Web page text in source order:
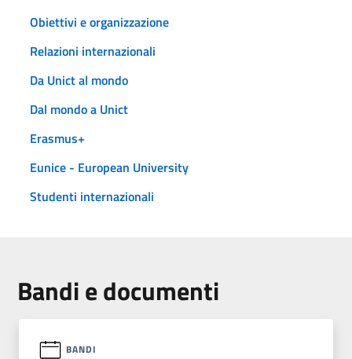
Obiettivi e organizzazione
Relazioni internazionali
Da Unict al mondo
Dal mondo a Unict
Erasmus+
Eunice - European University
Studenti internazionali
Bandi e documenti
BANDI